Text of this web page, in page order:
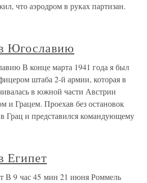
что аэродром в руках партизан.
Югославию
В конце марта 1941 года я был
штаба 2-й армии, которая в
в южной части Австрии
и Грацем. Проехав без остановок
Грац и представился командующему
Египет
В 9 час 45 мин 21 июня Роммель